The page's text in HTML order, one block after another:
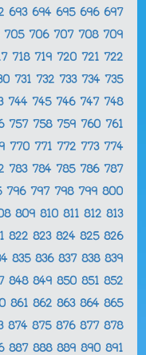
693 694 695 696 697
705 706 707 708 709
718 719 720 721 722
731 732 733 734 735
744 745 746 747 748
757 758 759 760 761
770 771 772 773 774
783 784 785 786 787
796 797 798 799 800
809 810 811 812 813
822 823 824 825 826
835 836 837 838 839
848 849 850 851 852
861 862 863 864 865
874 875 876 877 878
887 888 889 890 891